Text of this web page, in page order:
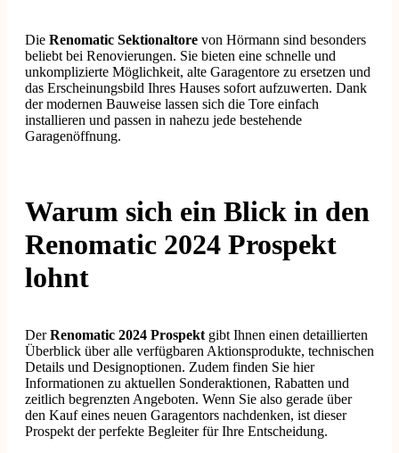
Die Renomatic Sektionaltore von Hörmann sind besonders
beliebt bei Renovierungen. Sie bieten eine schnelle und
unkomplizierte Möglichkeit, alte Garagentore zu ersetzen und
das Erscheinungsbild Ihres Hauses sofort aufzuwerten. Dank
der modernen Bauweise lassen sich die Tore einfach
installieren und passen in nahezu jede bestehende
Garagenöffnung.
Warum sich ein Blick in den
Renomatic 2024 Prospekt
lohnt
DerRenomatic 2024 Prospekt gibt Ihnen einen detaillierten
Überblick über alle verfügbaren Aktionsprodukte, technischen
Details und Designoptionen. Zudem finden Sie hier
Informationen zu aktuellen Sonderaktionen, Rabatten und
zeitlich begrenzten Angeboten. Wenn Sie also gerade über
den Kauf eines neuen Garagentors nachdenken, ist dieser
Prospekt der perfekte Begleiter für Ihre Entscheidung.